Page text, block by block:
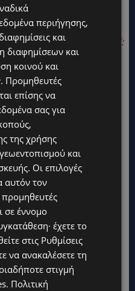
ΧΡΥΣΟΣΤΟΜΟΥ:
αρχόντισα των
καλεσμένοι που
νησί -(Bίντεο)
περιήγησης,
και
διαφημίσεων και
κοινού και
Προμηθευτές
επίσης να
σας για
της χρήσης
και
Οι επιλογές
αυτόν τον
σε έννομο
έχετε το
στις Ρυθμίσεις
να ανακαλέσετε τη
στιγμή
. Πολιτική